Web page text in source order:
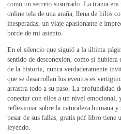
como un secreto susurrado. La trama
online​ tela de una araña, llena de hilos
inesperadas, un viaje apasionante e
borde de mi asiento.
En el silencio que siguió a la última
sentido de desconexión, como si
de la historia, nunca verdaderamente
que se desarrollan los eventos es
arrastra todo a su paso. La profundidad
conectar con ellos a un nivel emocional,
reflexionar sobre la naturaleza humana y
pesar de sus fallas, gratis pdf libro tiene
leyendo.